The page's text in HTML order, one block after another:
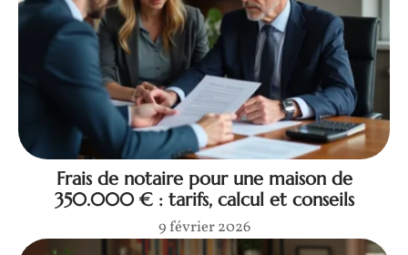
Frais de notaire pour une maison de
350.000 € : tarifs, calcul et conseils
9 février 2026